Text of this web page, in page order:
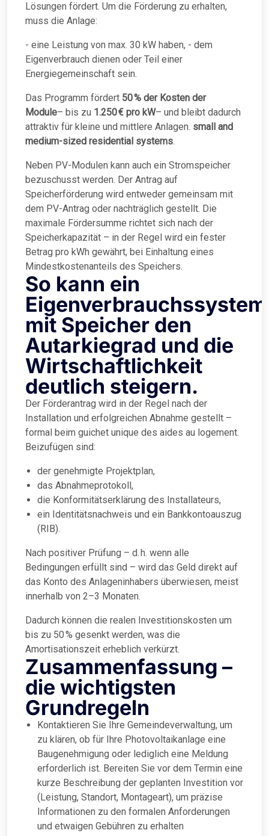
Lösungen fördert. Um die Förderung zu erhalten,
muss die Anlage:
- eine Leistung von max. 30 kW haben, - dem
Eigenverbrauch dienen oder Teil einer
Energiegemeinschaft sein.
Das Programm fördert 50 % der Kosten der
Module– bis zu 1.250 € pro kW– und bleibt dadurch
attraktiv für kleine und mittlere Anlagen. small and
medium-sized residential systems.
Neben PV-Modulen kann auch ein Stromspeicher
bezuschusst werden. Der Antrag auf
Speicherförderung wird entweder gemeinsam mit
dem PV-Antrag oder nachträglich gestellt. Die
maximale Fördersumme richtet sich nach der
Speicherkapazität – in der Regel wird ein fester
Betrag pro kWh gewährt, bei Einhaltung eines
Mindestkostenanteils des Speichers.
So kann ein
Eigenverbrauchssystem
mit Speicher den
Autarkiegrad und die
Wirtschaftlichkeit
deutlich steigern.
Der Förderantrag wird in der Regel nach der
Installation und erfolgreichen Abnahme gestellt –
formal beim guichet unique des aides au logement.
Beizufügen sind:
der genehmigte Projektplan,
das Abnahmeprotokoll,
die Konformitätserklärung des Installateurs,
ein Identitätsnachweis und ein Bankkontoauszug
(RIB).
Nach positiver Prüfung – d. h. wenn alle
Bedingungen erfüllt sind – wird das Geld direkt auf
das Konto des Anlageninhabers überwiesen, meist
innerhalb von 2–3 Monaten.
Dadurch können die realen Investitionskosten um
bis zu 50 % gesenkt werden, was die
Amortisationszeit erheblich verkürzt.
Zusammenfassung –
die wichtigsten
Grundregeln
Kontaktieren Sie Ihre Gemeindeverwaltung, um
zu klären, ob für Ihre Photovoltaikanlage eine
Baugenehmigung oder lediglich eine Meldung
erforderlich ist. Bereiten Sie vor dem Termin eine
kurze Beschreibung der geplanten Investition vor
(Leistung, Standort, Montageart), um präzise
Informationen zu den formalen Anforderungen
und etwaigen Gebühren zu erhalten